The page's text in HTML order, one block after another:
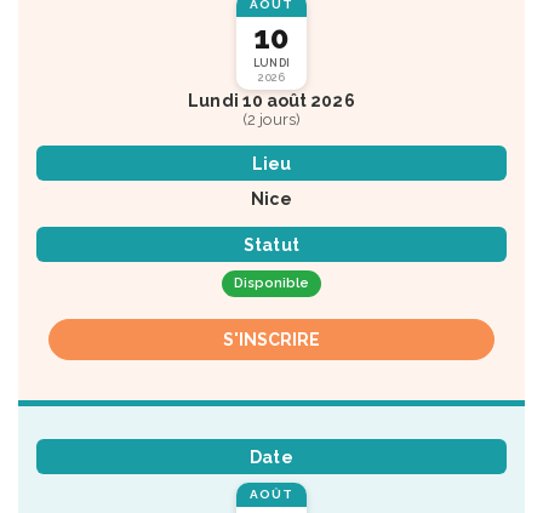
AOÛT
10
LUNDI
2026
Lundi 10 août 2026
(2 jours)
Lieu
Nice
Statut
Disponible
S'INSCRIRE
Date
AOÛT